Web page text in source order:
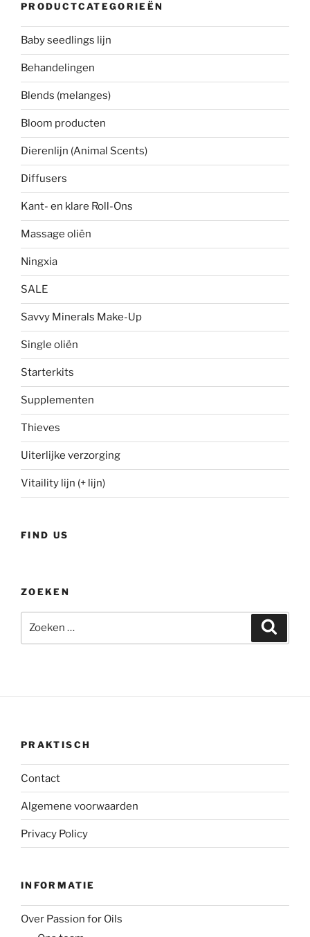
PRODUCTCATEGORIEËN
Baby seedlings lijn
Behandelingen
Blends (melanges)
Bloom producten
Dierenlijn (Animal Scents)
Diffusers
Kant- en klare Roll-Ons
Massage oliën
Ningxia
SALE
Savvy Minerals Make-Up
Single oliën
Starterkits
Supplementen
Thieves
Uiterlijke verzorging
Vitaility lijn (+ lijn)
FIND US
ZOEKEN
naar:
PRAKTISCH
Contact
Algemene voorwaarden
Privacy Policy
INFORMATIE
Over Passion for Oils